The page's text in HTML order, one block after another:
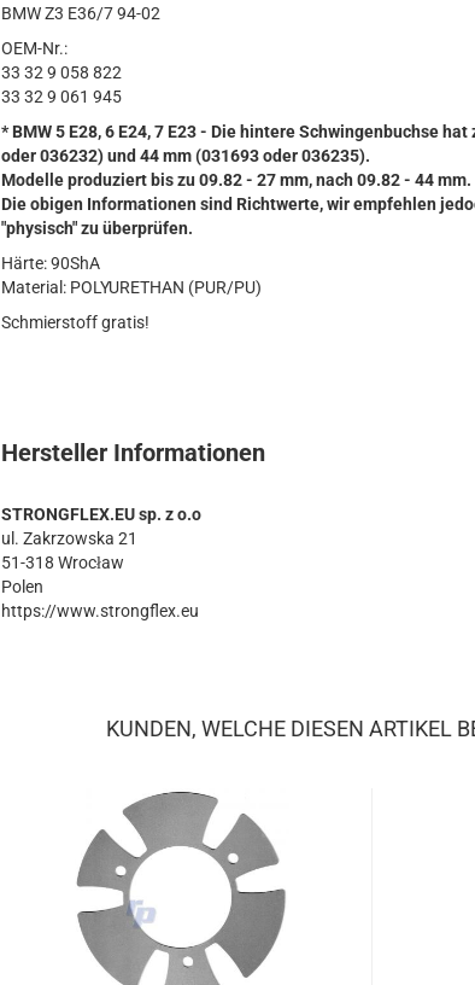
BMW Z3 E36/7 94-02
OEM-Nr.:
33 32 9 058 822
33 32 9 061 945
* BMW 5 E28, 6 E24, 7 E23 - Die hintere Schwingenbuchse
oder 036232) und 44 mm (031693 oder 036235).
Modelle produziert bis zu 09.82 - 27 mm, nach 09.82 - 44 mm.
Die obigen Informationen sind Richtwerte, wir empfehlen
"physisch" zu überprüfen.
Härte: 90ShA
Material: POLYURETHAN (PUR/PU)
Schmierstoff gratis!
Hersteller Informationen
STRONGFLEX.EU sp. z o.o
ul. Zakrzowska 21
51-318 Wrocław
Polen
https://www.strongflex.eu
KUNDEN, WELCHE DIESEN ARTIKEL